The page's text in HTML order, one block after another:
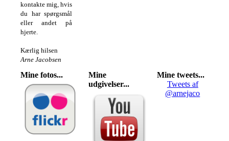
kontakte mig, hvis
du har spørgsmål
eller andet på
hjerte.
Kærlig hilsen
Arne Jacobsen
Mine fotos...
Mine
udgivelser...
Mine tweets...
Tweets af
@arnejaco